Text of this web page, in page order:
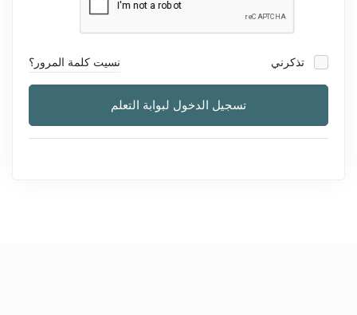
تذكرني نسيت كلمة المرور؟
تسجيل الدخول لبوابة التعلم